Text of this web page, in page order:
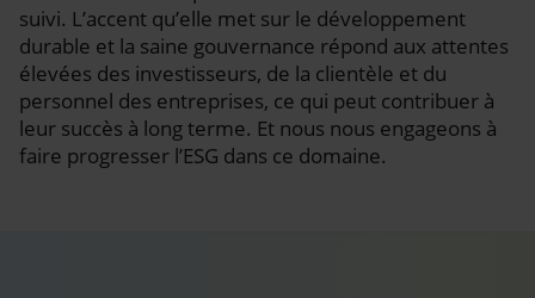
suivi. L’accent qu’elle met sur le développement
durable et la saine gouvernance répond aux attentes
élevées des investisseurs, de la clientèle et du
personnel des entreprises, ce qui peut contribuer à
leur succès à long terme. Et nous nous engageons à
faire progresser l’ESG dans ce domaine.